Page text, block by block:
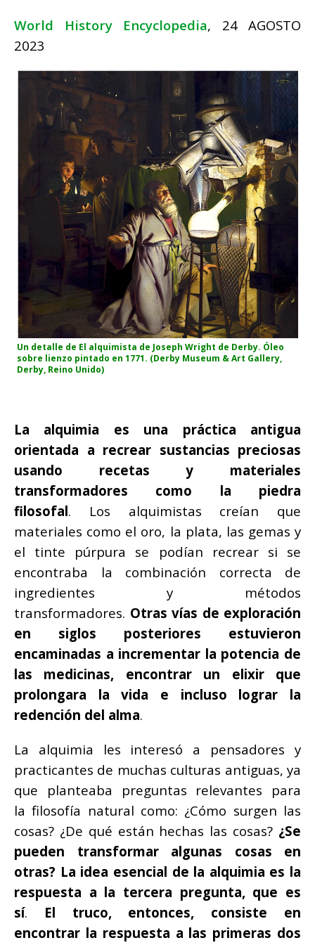
World History Encyclopedia, 24 AGOSTO
2023
Un detalle de El alquimista de Joseph Wright de Derby. Óleo
sobre lienzo pintado en 1771. (Derby Museum & Art Gallery,
Derby, Reino Unido)
La alquimia es una práctica antigua
orientada a recrear sustancias preciosas
usando recetas y materiales
transformadores como la piedra
filosofal. Los alquimistas creían que
materiales como el oro, la plata, las gemas y
el tinte púrpura se podían recrear si se
encontraba la combinación correcta de
ingredientes y métodos
transformadores. Otras vías de exploración
en siglos posteriores estuvieron
encaminadas a incrementar la potencia de
las medicinas, encontrar un elixir que
prolongara la vida e incluso lograr la
redención del alma.
La alquimia les interesó a pensadores y
practicantes de muchas culturas antiguas, ya
que planteaba preguntas relevantes para
la filosofía natural como: ¿Cómo surgen las
cosas? ¿De qué están hechas las cosas? ¿Se
pueden transformar algunas cosas en
otras? La idea esencial de la alquimia es la
respuesta a la tercera pregunta, que es
sí. El truco, entonces, consiste en
encontrar la respuesta a las primeras dos